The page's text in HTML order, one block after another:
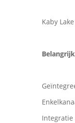
Kaby
Integratie